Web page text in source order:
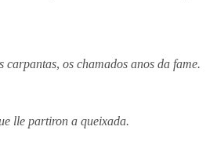
os chamados anos da fame.
lle partiron a queixada.